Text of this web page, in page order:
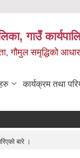
गाउँ
गौमुल समृद्धिको
कार्यक्रम तथा
बारे ।